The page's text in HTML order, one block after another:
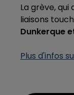
La grève,
liaisons
Dunkerque
Plus d'infos